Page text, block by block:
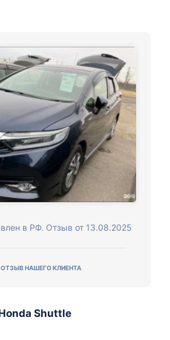
в РФ. Отзыв от 13.08.2025
ОТЗЫВ НАШЕГО КЛИЕНТА
Shuttle